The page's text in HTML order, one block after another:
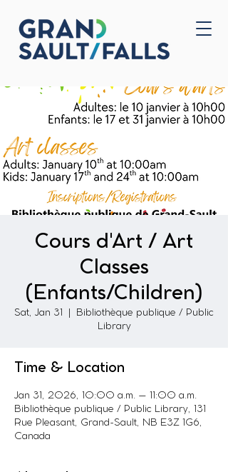
Home
Cours d'Art / Art
Classes
(Enfants/Children)
Sat, Jan 31
Bibliothèque publique / Public
Library
Time & Location
Jan 31, 2026, 10:00 a.m. – 11:00 a.m.
Bibliothèque publique / Public Library, 131
Rue Pleasant, Grand-Sault, NB E3Z 1G6,
Canada